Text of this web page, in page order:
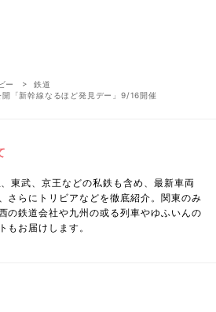
ー
鉄道
「新幹線なるほど発見デー」9/16開催
東武、京王などの私鉄も含め、最新車両
さらにトリビアなどを徹底紹介。関東のみ
の鉄道会社や九州の或る列車やゆふいんの
もお届けします。